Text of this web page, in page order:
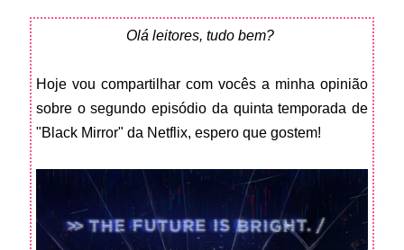
Olá leitores, tudo bem?
Hoje vou compartilhar com vocês a minha opinião
sobre o segundo episódio da quinta temporada de
"Black Mirror" da Netflix, espero que gostem!